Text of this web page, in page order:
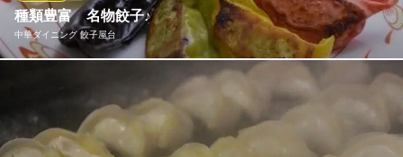
種類豊富 名物餃子♪
中華ダイニング 餃子屋台
名物餃子は種類も豊富。黒豚焼き餃子・岡山県産黄ニラ餃子・岡
山県産桃太郎トマト餃子・岡山県産瀬戸内レモン餃子・岡山県産
パクチー餃子・もっちり水餃子・一口餃子・・・いろんな餃子を
お楽しみ下さい。